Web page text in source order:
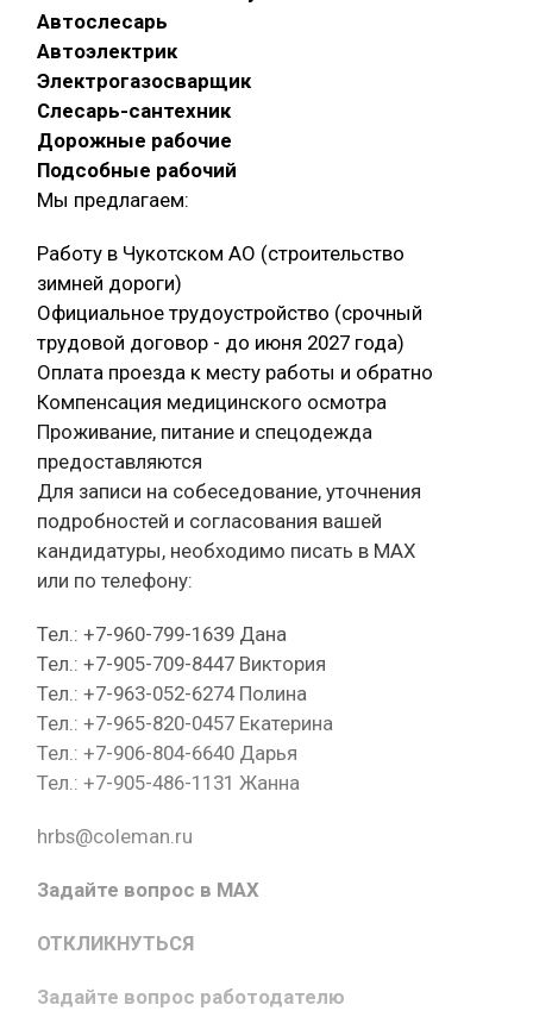
Автослесарь
Автоэлектрик
Электрогазосварщик
Слесарь-сантехник
Дорожные рабочие
Подсобные рабочий
Мы предлагаем:
Работу в Чукотском АО (строительство
зимней дороги)
Официальное трудоустройство (срочный
трудовой договор - до июня 2027 года)
Оплата проезда к месту работы и обратно
Компенсация медицинского осмотра
Проживание, питание и спецодежда
предоставляются
Для записи на собеседование, уточнения
подробностей и согласования вашей
кандидатуры, необходимо писать в МАХ
или по телефону:
Тел.: +7-960-799-1639 Дана
Тел.: +7-905-709-8447 Виктория
Тел.: +7-963-052-6274 Полина
Тел.: +7-965-820-0457 Екатерина
Тел.: +7-906-804-6640 Дарья
Тел.: +7-905-486-1131 Жанна
hrbs@coleman.ru
Задайте вопрос в MAX
ОТКЛИКНУТЬСЯ
Задайте вопрос работодателю